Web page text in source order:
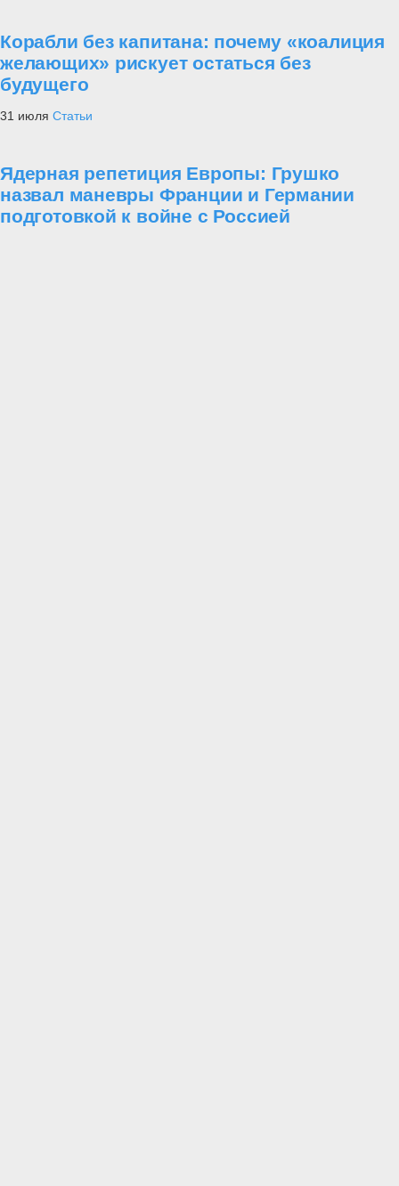
Корабли без капитана: почему «коалиция
желающих» рискует остаться без
будущего
31 июля Статьи
Ядерная репетиция Европы: Грушко
назвал маневры Франции и Германии
подготовкой к войне с Россией